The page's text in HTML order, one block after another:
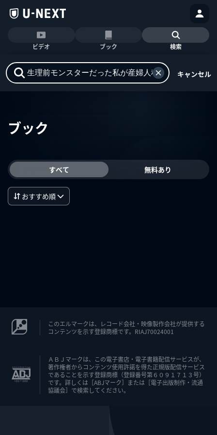
ビデオ ブック 検索
キャンセル
ブック
すべて 無料あり
おすすめ順
このエルマークは、レコード会社・映像製作会社が提供する
コンテンツを示す登録商標です。RIAJ70024001
ＡＢＪマークは、この電子書店・電子書籍配信サービスが、
著作権者からコンテンツ使用許諾を得た正規版配信サービス
であることを示す登録商標（登録番号第６０９１７１３号）
です。詳しくは［ABJマーク］または［電子出版制作・流通
協議会］で検索してください。